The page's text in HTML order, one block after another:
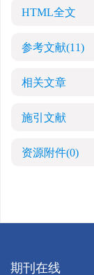
HTML全文
参考文献(11)
相关文章
施引文献
资源附件(0)
期刊在线